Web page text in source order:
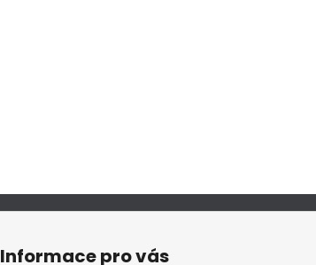
Informace pro vás